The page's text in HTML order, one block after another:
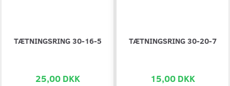
TÆTNINGSRING 30-16-5
25,00 DKK
TÆTNINGSRING 30-20-7
15,00 DKK